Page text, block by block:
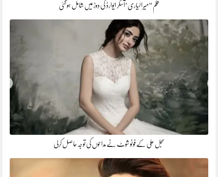
فلم ”میرا لیاری’آسکر ایوارڈ کی دوڑ میں شامل ہوگئی
سجل علی کے فوٹو شوٹ نے مداحوں کی توجہ حاصل کرلی